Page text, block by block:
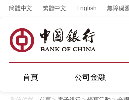
簡體中文 繁體中文 English 無障礙
首頁 公司金融